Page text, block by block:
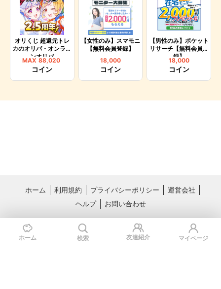
オリくじ 超還元トレ
カのオリパ・オンライ
ンオリパ
MAX 88,020
コイン
【女性のみ】スマモニ
【無料会員登録】
18,000
コイン
【男性のみ】ポケット
リサーチ【無料会員登
録】
18,000
コイン
ホーム 利用規約 プライバシーポリシー
運営会社
ヘルプ
お問い合わせ
料理レシピ動画サービス クラシル
国内最大級のライフスタイル情報サー
ホーム 検索 友達紹介 マイページ